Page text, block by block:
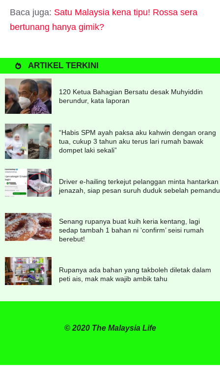
Baca juga: Satu Malaysia kena tipu! Rossa sera
bertunang hanya gimik?
ARTIKEL TERKINI
120 Ketua Bahagian Bersatu desak Muhyiddin
berundur, kata laporan
“Habis SPM ayah paksa aku kahwin dengan orang
tua, cukup 3 tahun aku terus lari rumah bawak
dompet laki sekali”
Driver e-hailing terkejut pelanggan minta hantarkan
jenazah, siap pesan suruh duduk sebelah pemandu
Senang rupanya buat kuih keria kentang, lagi
sedap tambah 1 bahan ni ‘confirm’ seisi rumah
berebut!
Rupanya ada bahan yang takboleh diletak dalam
peti ais, mak mak wajib ambik tahu
© 2020 The Malaysia Life